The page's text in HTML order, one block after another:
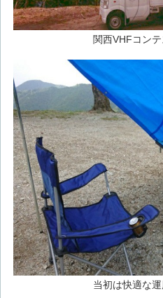
関西VHFコン
当初は快適な